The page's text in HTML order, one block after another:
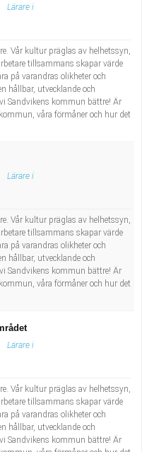
Lärare i
Vår kultur präglas av helhetssyn,
tillsammans skapar värde
på varandras olikheter och
hållbar, utvecklande och
Sandvikens kommun bättre! Är
våra förmåner och hur det
Lärare i
Vår kultur präglas av helhetssyn,
tillsammans skapar värde
på varandras olikheter och
hållbar, utvecklande och
Sandvikens kommun bättre! Är
våra förmåner och hur det
Lärare i
Vår kultur präglas av helhetssyn,
tillsammans skapar värde
på varandras olikheter och
hållbar, utvecklande och
Sandvikens kommun bättre! Är